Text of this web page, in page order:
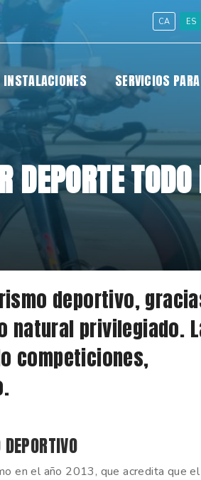
CA ES
INSTALACIONES SERVICIOS
deportivo,
privilegiado.
competiciones,
en el año 2013, que acredita que el